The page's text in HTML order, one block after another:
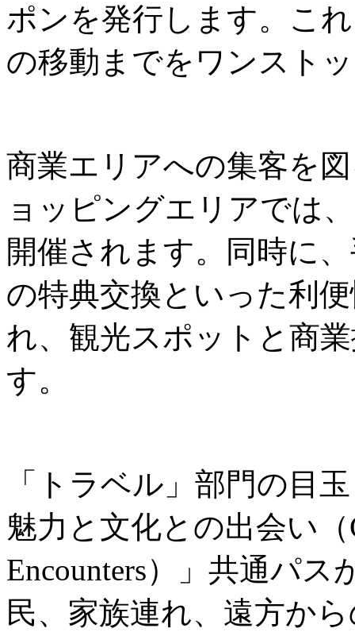
ポンを発行します。こ
の移動までをワンスト
商業エリアへの集客を
ョッピングエリアでは
開催されます。同時に
の特典交換といった利
れ、観光スポットと商
す。
「トラベル」部門の目
魅力と文化との出会い（
Encounters）」共通パ
民、家族連れ、遠方か